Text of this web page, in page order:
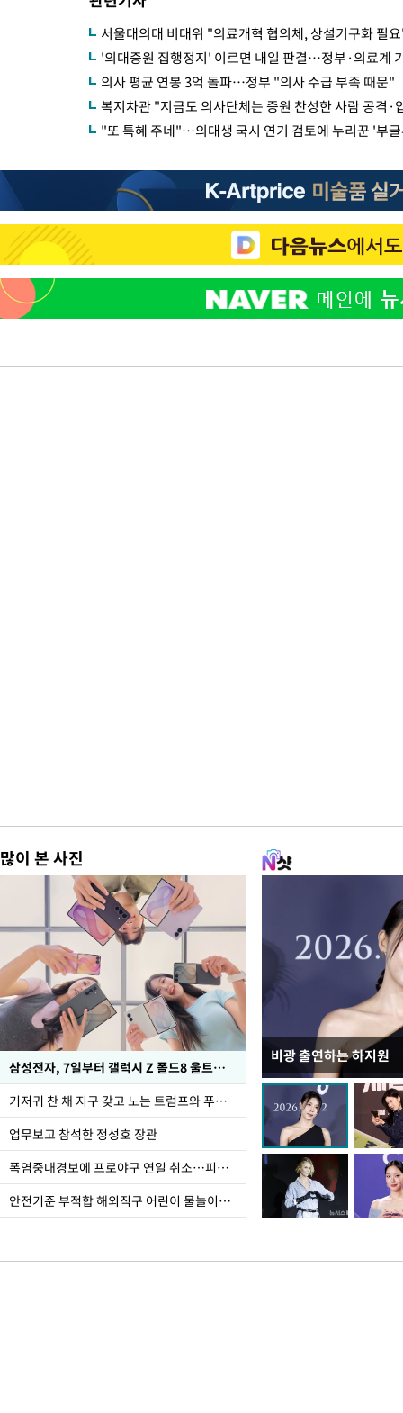
서울대의대 비대위 "의료개혁 협의체, 상설기구화 필
'의대증원 집행정지' 이르면 내일 판결…정부·의료계
의사 평균 연봉 3억 돌파…정부 "의사 수급 부족 때문"
복지차관 "지금도 의사단체는 증원 찬성한 사람 공격·
"또 특혜 주네"…의대생 국시 연기 검토에 누리꾼 '부
많이 본 사진
삼성전자, 7일부터 갤럭시 Z 폴드8 울트라·폴드8·플립8 출시
기저귀 찬 채 지구 갖고 노는 트럼프와 푸틴 형상 미로
업무보고 참석한 정성호 장관
폭염중대경보에 프로야구 연일 취소…피칭 연습장 '52도'
안전기준 부적합 해외직구 어린이 물놀이용품 판매 중단 요청한 서울시
비광 출연하는 하지원
이재명 대통령, "수사
선 다해 강구해야"